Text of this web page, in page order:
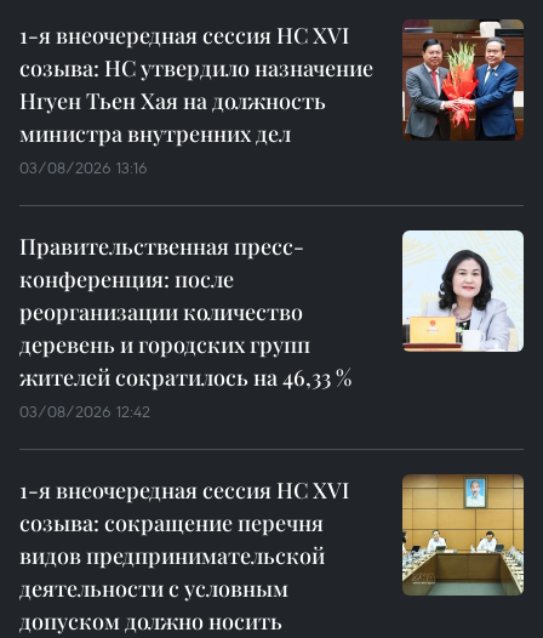
1-я внеочередная сессия НС XVI
созыва: НС утвердило назначение
Нгуен Тьен Хая на должность
министра внутренних дел
03/08/2026 13:16
Правительственная пресс-
конференция: после
реорганизации количество
деревень и городских групп
жителей сократилось на 46,33 %
03/08/2026 12:42
1-я внеочередная сессия НС XVI
созыва: сокращение перечня
видов предпринимательской
деятельности с условным
допуском должно носить